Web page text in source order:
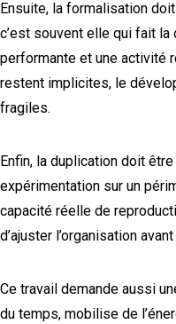
Ensuite, la formalisation
c’est souvent elle qui fait
performante et une activité
restent implicites, le
fragiles.
Enfin, la duplication doit
expérimentation sur un
capacité réelle de
d’ajuster l’organisation
Ce travail demande aussi
du temps, mobilise de